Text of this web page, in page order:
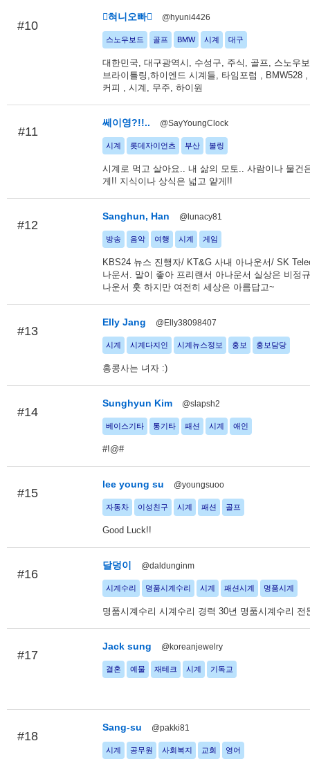
#10
혀니오빠 @hyuni4426
스노우보드 골프 BMW 시계 대구
대한민국, 대구광역시, 수성구, 주식, 골프, 스노우
브라이틀링,하이엔드 시계들, 타임포럼 , BMW528
커피 , 시계, 무주, 하이원
#11
쎄이영?!!.. @SayYoungClock
시계 롯데자이언츠 부산 볼링
시계로 먹고 살아요.. 내 삶의 모토.. 사람이나 물건
게!! 지식이나 상식은 넓고 얕게!!
#12
Sanghun, Han @lunacy81
방송 음악 여행 시계 게임
KBS24 뉴스 진행자/ KT&G 사내 아나운서/ SK
나운서. 말이 좋아 프리랜서 아나운서 실상은 비정
나운서 훗 하지만 여전히 세상은 아름답고~
#13
Elly Jang @Elly38098407
시계 시계다지인 시계뉴스정보 홍보 홍보담당
홍콩사는 녀자 :)
#14
Sunghyun Kim @slapsh2
베이스기타 통기타 패션 시계 애인
#!@#
#15
lee young su @youngsuoo
자동차 이성친구 시계 패션 골프
Good Luck!!
#16
달덩이 @daldunginm
시계수리 명품시계수리 시계 패션시계 명품시계
명품시계수리 시계수리 경력 30년 명품시계수리 전
#17
Jack sung @koreanjewelry
결혼 예물 재테크 시계 기독교
#18
Sang-su @pakki81
시계 공무원 사회복지 교회 영어